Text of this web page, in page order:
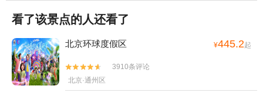
看了该景点的人还看了
北京环球度假区 ¥445.2起


3910条评论
北京·通州区